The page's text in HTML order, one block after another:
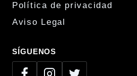
Política de privacidad
Aviso Legal
SÍGUENOS